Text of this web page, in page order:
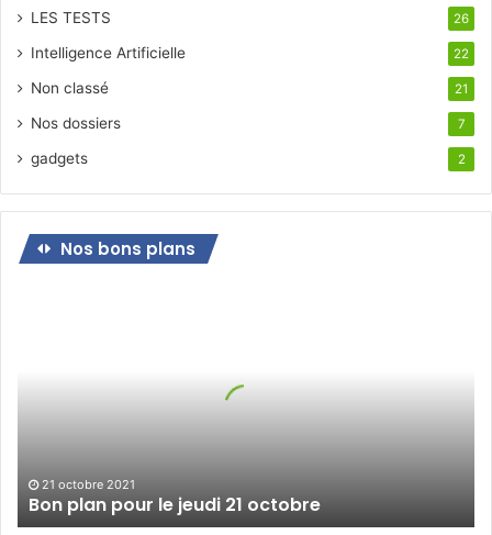
LES TESTS 26
Intelligence Artificielle 22
Non classé 21
Nos dossiers 7
gadgets 2
Nos bons plans
21 octobre 2021
Bon plan pour le jeudi 21 octobre